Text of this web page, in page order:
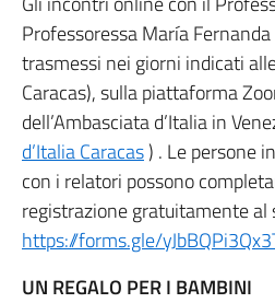
Professoressa María
trasmessi nei giorni indicati
Caracas), sulla piattaforma
dell’Ambasciata d’Italia in
d’Italia Caracas) . Le persone
con i relatori possono
registrazione gratuitamente al
https://forms.gle/
UN REGALO PER I BAMBINI